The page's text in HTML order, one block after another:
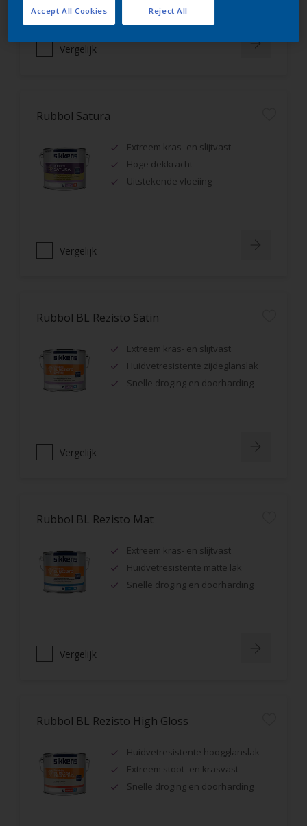
Vergelijk
Rubbol Satura
Extreem kras- en slijtvast
Hoge dekkracht
Uitstekende vloeiing
Vergelijk
Rubbol BL Rezisto Satin
Extreem kras- en slijtvast
Huidvetresistente zijdeglanslak
Snelle droging en doorharding
Vergelijk
Rubbol BL Rezisto Mat
Extreem kras- en slijtvast
Huidvetresistente matte lak
Snelle droging en doorharding
Vergelijk
Rubbol BL Rezisto High Gloss
Huidvetresistente hoogglanslak
Extreem stoot- en krasvast
Snelle droging en doorharding
Reject All
Accept All Cookies